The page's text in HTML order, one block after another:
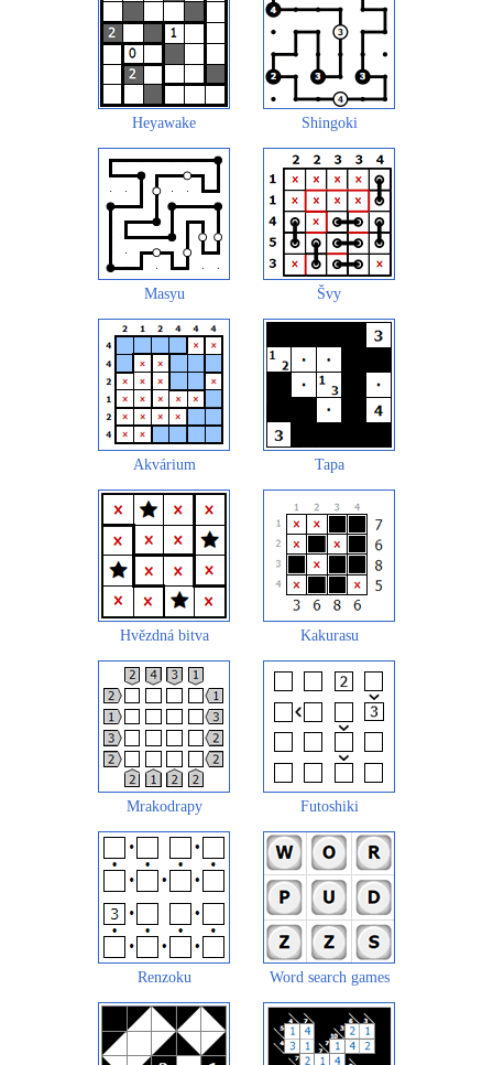
Heyawake Shingoki
Masyu Švy
Akvárium Tapa
Hvězdná bitva Kakurasu
Mrakodrapy Futoshiki
Renzoku Word search games